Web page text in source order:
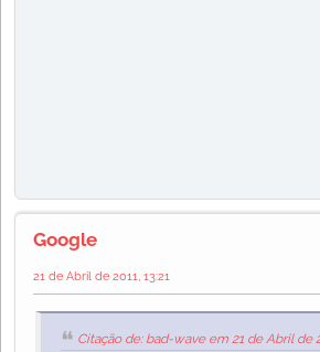
Google
21 de Abril de 2011, 13:21
Citação de: bad-wave em 21 de Abril de